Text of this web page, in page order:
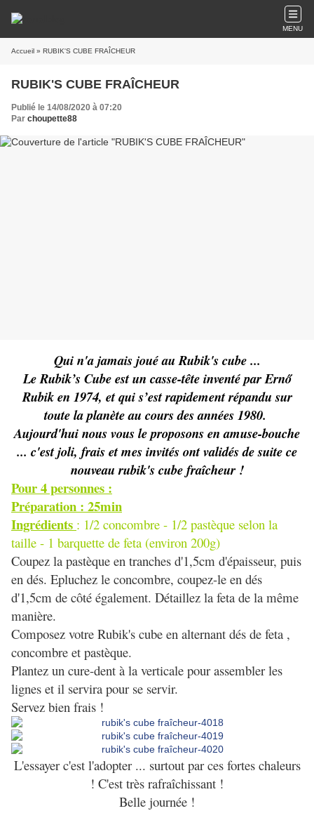
MENU
Accueil » RUBIK'S CUBE FRAÎCHEUR
RUBIK'S CUBE FRAÎCHEUR
Publié le 14/08/2020 à 07:20
Par choupette88
Qui n'a jamais joué au Rubik's cube ...
Le Rubik’s Cube est un casse-tête inventé par Ernő
Rubik en 1974, et qui s’est rapidement répandu sur
toute la planète au cours des années 1980.
Aujourd'hui nous vous le proposons en amuse-bouche
... c'est joli, frais et mes invités ont validés de suite ce
nouveau rubik's cube fraîcheur !
Pour 4 personnes :
Préparation : 25min
Ingrédients : 1/2 concombre - 1/2 pastèque selon la
taille - 1 barquette de feta (environ 200g)
Coupez la pastèque en tranches d'1,5cm d'épaisseur, puis
en dés. Epluchez le concombre, coupez-le en dés
d'1,5cm de côté également. Détaillez la feta de la même
manière.
Composez votre Rubik's cube en alternant dés de feta ,
concombre et pastèque.
Plantez un cure-dent à la verticale pour assembler les
lignes et il servira pour se servir.
Servez bien frais !
L'essayer c'est l'adopter ... surtout par ces fortes chaleurs
! C'est très rafraîchissant !
Belle journée !